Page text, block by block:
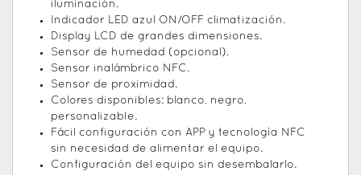
iluminación.
Indicador LED azul ON/OFF climatización.
Display LCD de grandes dimensiones.
Sensor de humedad (opcional).
Sensor inalámbrico NFC.
Sensor de proximidad.
Colores disponibles: blanco, negro,
personalizable.
Fácil configuración con APP y tecnología NFC
sin necesidad de alimentar el equipo.
Configuración del equipo sin desembalarlo.